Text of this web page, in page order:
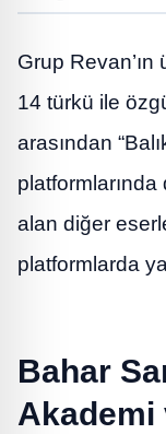
Grup
14 türkü ile
arasından
alan diğer
platformlarda
Bahar
Akademi